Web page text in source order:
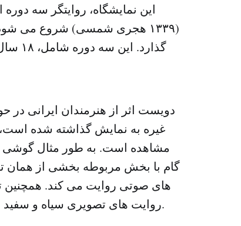
دویست اثر از هنرمندان ایرانی
غیره به نمایش گذاشته شده است،
مشاهده است. به طور مثال گوشی
گام با بخش مربوطه بخشی از همان
های صوتی روایت می کند. همچنین
روایت های تصویری سیاه و سفید از جشن هنر شیراز تا جنگ را به نمایش می گذارند.